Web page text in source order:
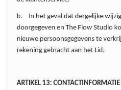
b. In het geval dat dergelijke
doorgegeven en The Flow Studio
nieuwe persoonsgegevens te
rekening gebracht aan het Lid.
ARTIKEL 13: CONTACTINFORMATIE